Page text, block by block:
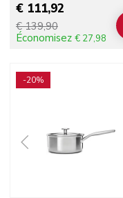
€ 111,92
€ 139,90
Économisez € 27,98
-20%